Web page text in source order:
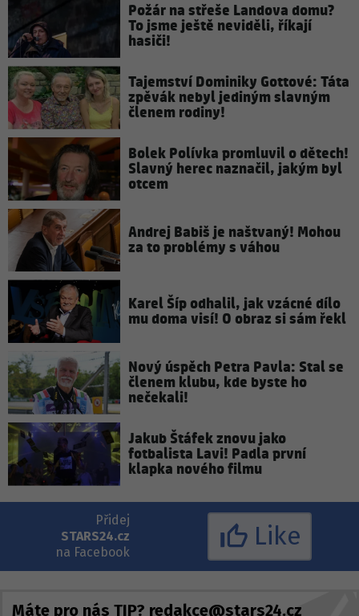
Požár na střeše Landova domu?
To jsme ještě neviděli, říkají
hasiči!
Tajemství Dominiky Gottové: Táta
zpěvák nebyl jediným slavným
členem rodiny!
Bolek Polívka promluvil o dětech!
Slavný herec naznačil, jakým byl
otcem
Andrej Babiš je naštvaný! Mohou
za to problémy s váhou
Karel Šíp odhalil, jak vzácné dílo
mu doma visí! O obraz si sám řekl
Nový úspěch Petra Pavla: Stal se
členem klubu, kde byste ho
nečekali!
Jakub Štáfek znovu jako
fotbalista Lavi! Padla první
klapka nového filmu
Přidej
STARS24.cz
na Facebook
Like
Máte pro nás TIP? redakce@stars24.cz